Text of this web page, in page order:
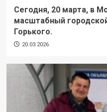
Сегодня, 20 марта, в
масштабный
Горького.
20.03.2026